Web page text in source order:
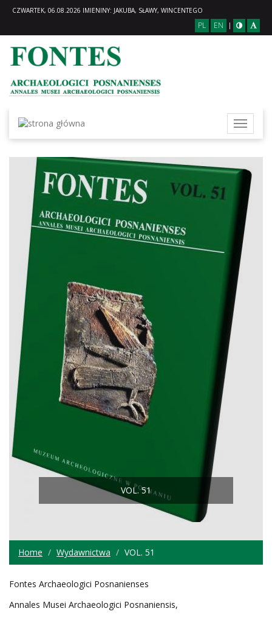
CZWARTEK, 06.08.2026 IMIENINY: JAKUBA, SŁAWY, WINCENTEGO
PL EN |
VOL. 51
Home Wydawnictwa VOL. 51
Fontes Archaeologici Posnanienses
Annales Musei Archaeologici Posnaniensis,